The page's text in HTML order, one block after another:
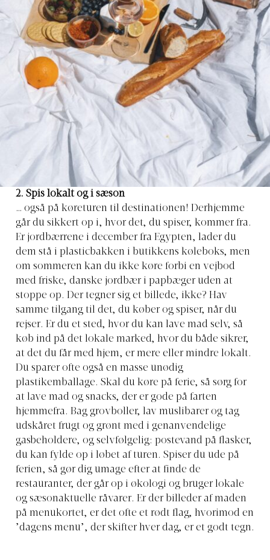
2. Spis lokalt og i sæson
… også på køreturen til destinationen! Derhjemme
går du sikkert op i, hvor det, du spiser, kommer fra.
Er jordbærrene i december fra Egypten, lader du
dem stå i plasticbakken i butikkens køleboks, men
om sommeren kan du ikke køre forbi en vejbod
med friske, danske jordbær i papbæger uden at
stoppe op. Der tegner sig et billede, ikke? Hav
samme tilgang til det, du køber og spiser, når du
rejser. Er du et sted, hvor du kan lave mad selv, så
køb ind på det lokale marked, hvor du både sikrer,
at det du får med hjem, er mere eller mindre lokalt.
Du sparer ofte også en masse unødig
plastikemballage. Skal du køre på ferie, så sørg for
at lave mad og snacks, der er gode på farten
hjemmefra. Bag grovboller, lav muslibarer og tag
udskåret frugt og grønt med i genanvendelige
gasbeholdere, og selvfølgelig: postevand på flasker,
du kan fylde op i løbet af turen. Spiser du ude på
ferien, så gør dig umage efter at finde de
restauranter, der går op i økologi og bruger lokale
og sæsonaktuelle råvarer. Er der billeder af maden
på menukortet, er det ofte et rødt flag, hvorimod en
’dagens menu’, der skifter hver dag, er et godt tegn.